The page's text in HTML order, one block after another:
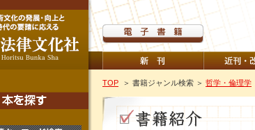
TOP ＞ 書籍ジャンル検索 ＞ 哲学・倫理学